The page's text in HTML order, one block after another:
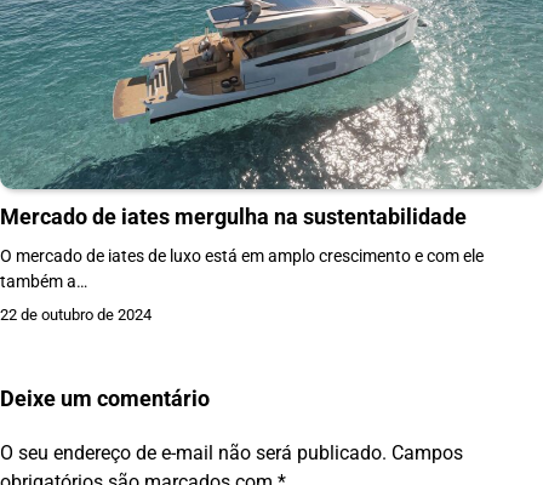
Mercado de iates mergulha na sustentabilidade
O mercado de iates de luxo está em amplo crescimento e com ele
também a…
22 de outubro de 2024
Deixe um comentário
O seu endereço de e-mail não será publicado. Campos